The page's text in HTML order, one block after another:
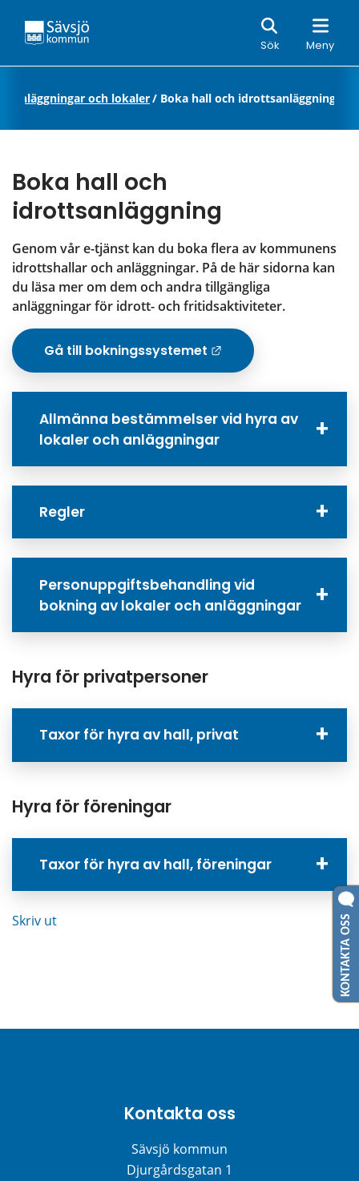
Sök Meny
Sök
och lokaler/ Boka hall och idrottsanläggning
Boka hall och
idrottsanläggning
Genom vår e-tjänst kan du boka flera av kommunens
idrottshallar och anläggningar. På de här sidorna kan
du läsa mer om dem och andra tillgängliga
anläggningar för idrott- och fritidsaktiviteter.
Gå till bokningssystemet
Allmänna bestämmelser vid hyra av
lokaler och anläggningar
Regler
Personuppgiftsbehandling vid
bokning av lokaler och anläggningar
Hyra för privatpersoner
Taxor för hyra av hall, privat
Hyra för föreningar
Taxor för hyra av hall, föreningar
Skriv ut
Kontakta oss
Sävsjö kommun
Djurgårdsgatan 1
KONTAKTA OSS